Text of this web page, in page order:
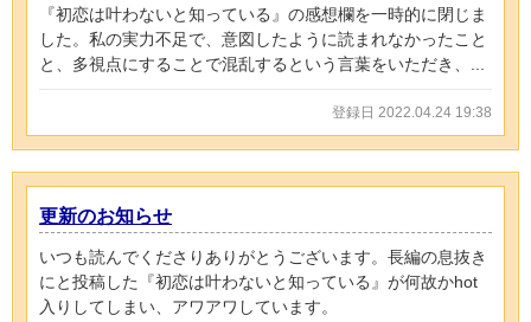
『初恋は叶わないと知っている』の感想欄を一時的に閉じま
した。私の実力不足で、意図したように読まれなかったこと
と、多視点にすることで混乱するという言葉をいただき、...
登録日 2022.04.24 19:38
更新のお知らせ
いつも読んでくださりありがとうございます。長編の息抜き
にと投稿した『初恋は叶わないと知っている』が何故かhot
入りしてしまい、アワアワしています。